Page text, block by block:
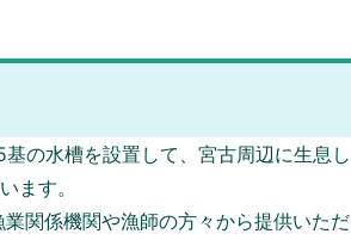
の水槽を設置して、宮古周辺に生息し
ます。
関係機関や漁師の方々から提供いただ